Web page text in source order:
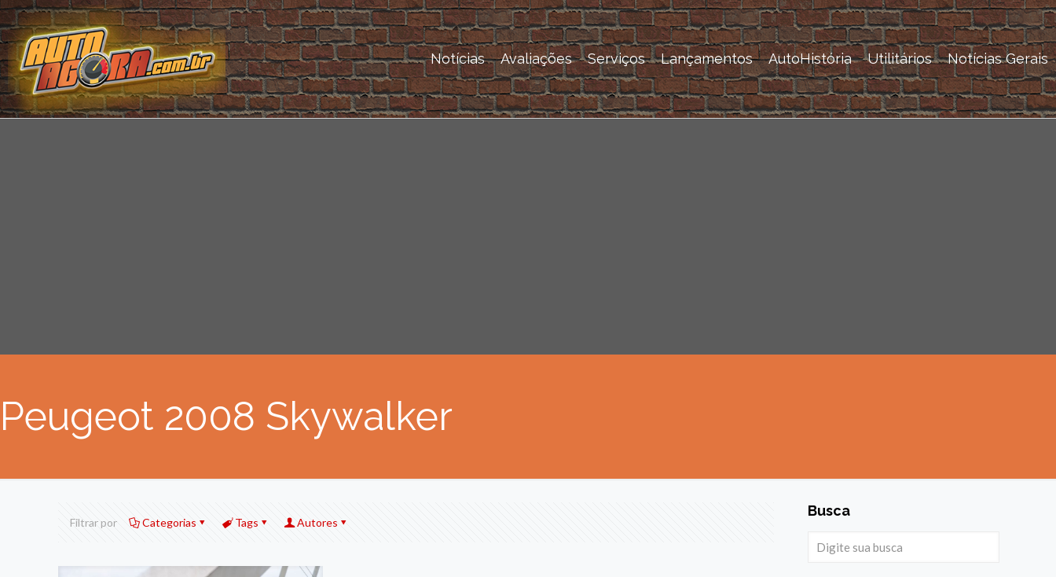
Notícias Avaliações Serviços Lançamentos AutoHistória Utilitários Notícias Gerais
Peugeot 2008 Skywalker
Filtrar por Categorias Tags Autores
Busca